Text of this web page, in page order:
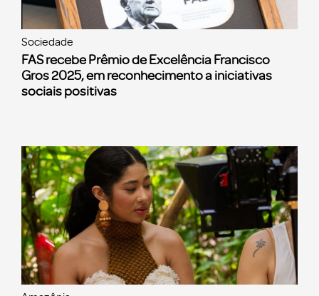
Sociedade
FAS recebe Prêmio de Excelência Francisco
Gros 2025, em reconhecimento a iniciativas
sociais positivas